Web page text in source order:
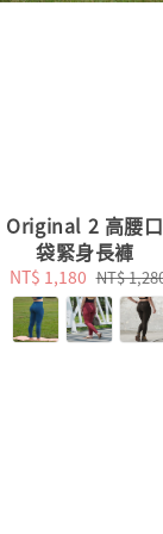
Original 2 高腰口
袋緊身長褲
Sale
price
NT$ 1,180 Regular
price
NT$